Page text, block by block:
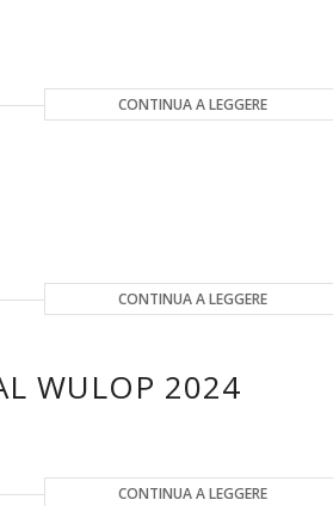
CONTINUA A LEGGERE
CONTINUA A LEGGERE
WULOP 2024
CONTINUA A LEGGERE